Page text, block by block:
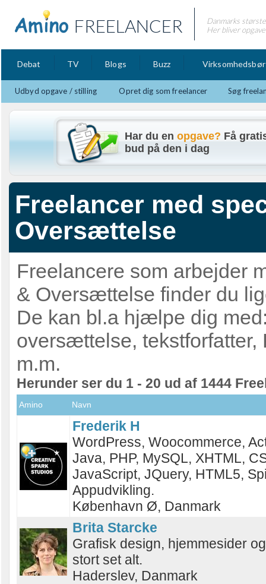
FREELANCER
Danmarks
Her bliver
Debat TV Blogs Buzz
Udbyd opgave / stilling Opret dig som freelancer Søg
Har du en opgave? Få
bud på den i dag
Freelancer med
Oversættelse
Freelancere som arbejder
& Oversættelse finder du
De kan bl.a hjælpe dig
oversættelse,
m.m.
Herunder ser du 1 - 20 ud af 1444
Amino Navn
Frederik H
WordPress, Woocommerce,
Java, PHP, MySQL, XHTML,
JavaScript, JQuery, HTML5,
Appudvikling.
København Ø, Danmark
Brita Starcke
Grafisk design, hjemmesider
stort set alt.
Haderslev, Danmark